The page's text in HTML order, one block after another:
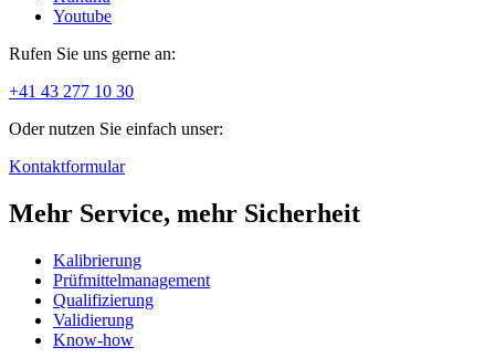
Youtube
Rufen Sie uns gerne an:
+41 43 277 10 30
Oder nutzen Sie einfach unser:
Kontaktformular
Mehr Service, mehr Sicherheit
Kalibrierung
Prüfmittelmanagement
Qualifizierung
Validierung
Know-how